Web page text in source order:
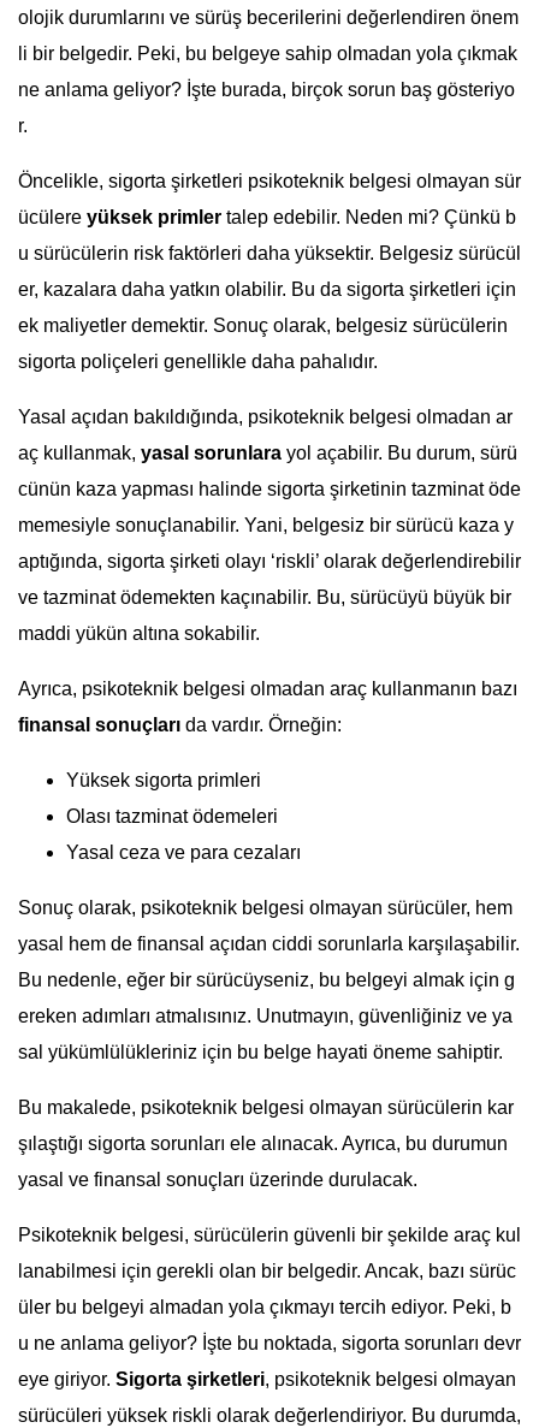
olojik durumlarını ve sürüş becerilerini değerlendiren önem
li bir belgedir. Peki, bu belgeye sahip olmadan yola çıkmak
ne anlama geliyor? İşte burada, birçok sorun baş gösteriyo
r.
Öncelikle, sigorta şirketleri psikoteknik belgesi olmayan sür
ücülere yüksek primler talep edebilir. Neden mi? Çünkü b
u sürücülerin risk faktörleri daha yüksektir. Belgesiz sürücül
er, kazalara daha yatkın olabilir. Bu da sigorta şirketleri için
ek maliyetler demektir. Sonuç olarak, belgesiz sürücülerin
sigorta poliçeleri genellikle daha pahalıdır.
Yasal açıdan bakıldığında, psikoteknik belgesi olmadan ar
aç kullanmak, yasal sorunlara yol açabilir. Bu durum, sürü
cünün kaza yapması halinde sigorta şirketinin tazminat öde
memesiyle sonuçlanabilir. Yani, belgesiz bir sürücü kaza y
aptığında, sigorta şirketi olayı ‘riskli’ olarak değerlendirebilir
ve tazminat ödemekten kaçınabilir. Bu, sürücüyü büyük bir
maddi yükün altına sokabilir.
Ayrıca, psikoteknik belgesi olmadan araç kullanmanın bazı
finansal sonuçları da vardır. Örneğin:
Yüksek sigorta primleri
Olası tazminat ödemeleri
Yasal ceza ve para cezaları
Sonuç olarak, psikoteknik belgesi olmayan sürücüler, hem
yasal hem de finansal açıdan ciddi sorunlarla karşılaşabilir.
Bu nedenle, eğer bir sürücüyseniz, bu belgeyi almak için g
ereken adımları atmalısınız. Unutmayın, güvenliğiniz ve ya
sal yükümlülükleriniz için bu belge hayati öneme sahiptir.
Bu makalede, psikoteknik belgesi olmayan sürücülerin kar
şılaştığı sigorta sorunları ele alınacak. Ayrıca, bu durumun
yasal ve finansal sonuçları üzerinde durulacak.
Psikoteknik belgesi, sürücülerin güvenli bir şekilde araç kul
lanabilmesi için gerekli olan bir belgedir. Ancak, bazı sürüc
üler bu belgeyi almadan yola çıkmayı tercih ediyor. Peki, b
u ne anlama geliyor? İşte bu noktada, sigorta sorunları devr
eye giriyor. Sigorta şirketleri, psikoteknik belgesi olmayan
sürücüleri yüksek riskli olarak değerlendiriyor. Bu durumda,